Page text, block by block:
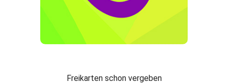
Freikarten schon vergeben